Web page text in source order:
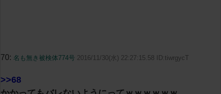
70: 名も無き被検体774号 2016/11/30(水) 22:27:15.58 ID:tiwrgycT
>>68